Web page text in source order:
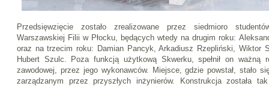
Przedsięwzięcie zostało zrealizowane przez siedmioro
Warszawskiej Filii w Płocku, będących wtedy na drugim roku:
oraz na trzecim roku: Damian Pancyk, Arkadiusz Rzepliński, Wiktor
Hubert Szulc. Poza funkcją użytkową Skwerku, spełnił on ważną
zawodowej, przez jego wykonawców. Miejsce, gdzie powstał, stało
zarządzanym przez przyszłych inżynierów. Konstrukcja została